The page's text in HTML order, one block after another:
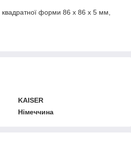
форми 86 x 86 x 5 мм,
KAISER
Німеччина